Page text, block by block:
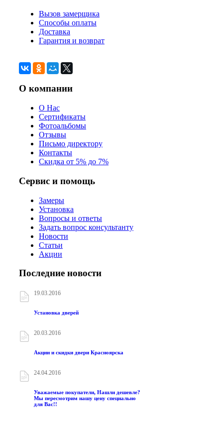
Вызов замерщика
Способы оплаты
Доставка
Гарантия и возврат
О компании
О Нас
Сертификаты
Фотоальбомы
Отзывы
Письмо директору
Контакты
Скидка от 5% до 7%
Сервис и помощь
Замеры
Установка
Вопросы и ответы
Задать вопрос консультанту
Новости
Статьи
Акции
Последние новости
19.03.2016
Установка дверей
20.03.2016
Акции и скидки двери Красноярска
24.04.2016
Уважаемые покупатели, Нашли дешевле?
Мы пересмотрим нашу цену специально
для Вас!!